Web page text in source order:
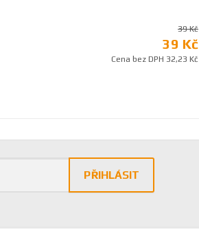
39 Kč
39 Kč
Cena bez DPH 32,23 Kč
PŘIHLÁSIT